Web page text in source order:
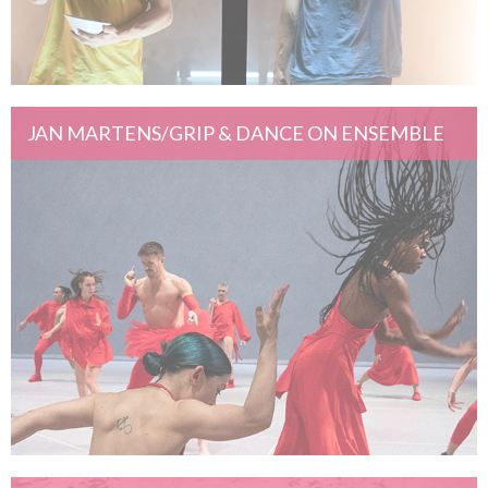
Lab Rats
JAN MARTENS/GRIP & DANCE ON ENSEMBLE